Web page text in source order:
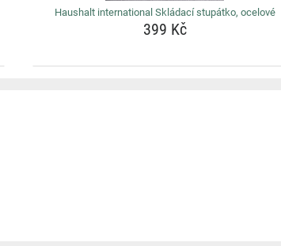
Haushalt international Skládací stupátko, ocelové
399 Kč